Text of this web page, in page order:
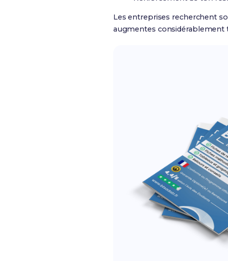
Les entreprises recherchent
augmentes considérablement